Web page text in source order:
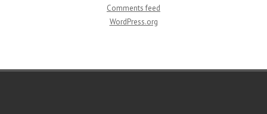
Comments feed
WordPress.org